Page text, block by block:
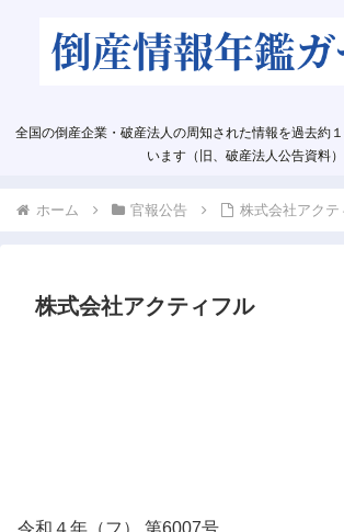
全国の倒産企業・破産法人の周知された情報を過去約
います（旧、破産法人公告資料）
ホーム 官報公告 株式会社アクテ
株式会社アクティフル
令和４年（フ） 第6007号